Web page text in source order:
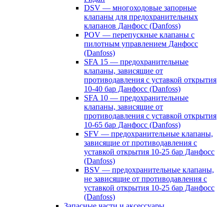
DSV — многоходовые запорные
клапаны для предохранительных
клапанов Данфосс (Danfoss)
POV — перепускные клапаны с
пилотным управлением Данфосс
(Danfoss)
SFA 15 — предохранительные
клапаны, зависящие от
противодавления с уставкой открытия
10-40 бар Данфосс (Danfoss)
SFA 10 — предохранительные
клапаны, зависящие от
противодавления с уставкой открытия
10-65 бар Данфосс (Danfoss)
SFV — предохранительные клапаны,
зависящие от противодавления с
уставкой открытия 10-25 бар Данфосс
(Danfoss)
BSV — предохранительные клапаны,
не зависящие от противодавления с
уставкой открытия 10-25 бар Данфосс
(Danfoss)